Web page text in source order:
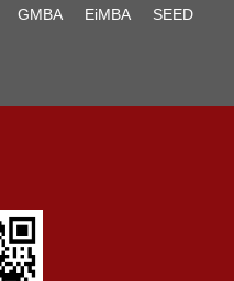
GMBA EiMBA SEED